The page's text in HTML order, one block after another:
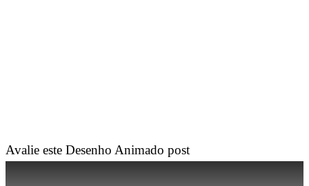
Avalie este Desenho Animado post